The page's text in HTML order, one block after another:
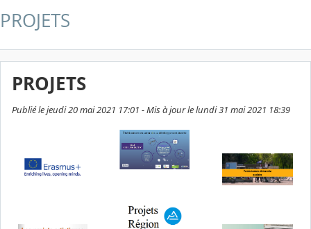
PROJETS
PROJETS
Publié le jeudi 20 mai 2021 17:01 - Mis à jour le lundi 31 mai 2021 18:39